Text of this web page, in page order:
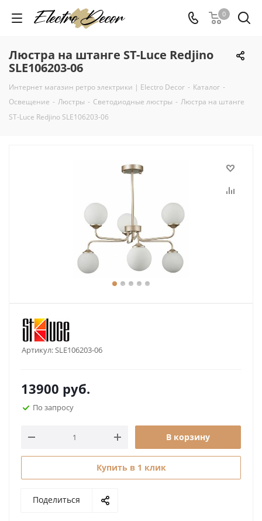
0
Люстра на штанге ST-Luce Redjino
SLE106203-06
Интернет магазин ретро электрики | Electro Decor - Каталог -
Освещение - Люстры - Светодиодные люстры - Люстра на штанге
ST-Luce Redjino SLE106203-06
Артикул:SLE106203-06
13900 руб.
По запросу
В корзину
Купить в 1 клик
Поделиться